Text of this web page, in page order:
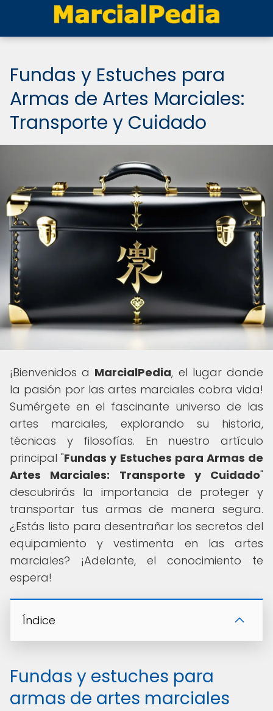
Fundas y Estuches para
Armas de Artes Marciales:
Transporte y Cuidado
¡Bienvenidos a MarcialPedia, el lugar donde
la pasión por las artes marciales cobra vida!
Sumérgete en el fascinante universo de las
artes marciales, explorando su historia,
técnicas y filosofías. En nuestro artículo
principal "Fundas y Estuches para Armas de
Artes Marciales: Transporte y Cuidado"
descubrirás la importancia de proteger y
transportar tus armas de manera segura.
¿Estás listo para desentrañar los secretos del
equipamiento y vestimenta en las artes
marciales? ¡Adelante, el conocimiento te
espera!
Índice
Fundas y estuches para
armas de artes marciales